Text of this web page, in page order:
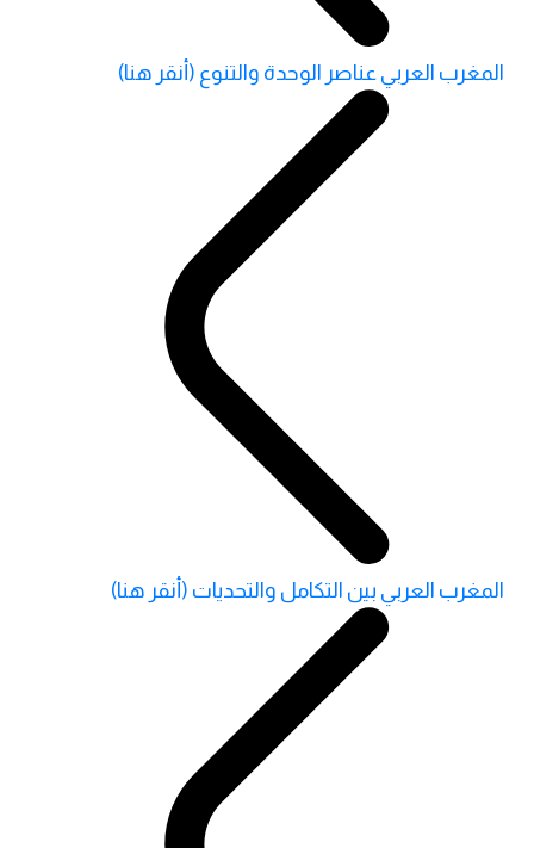
المغرب العربي عناصر الوحدة والتنوع (أنقر هنا)
المغرب العربي بين التكامل والتحديات (أنقر هنا)